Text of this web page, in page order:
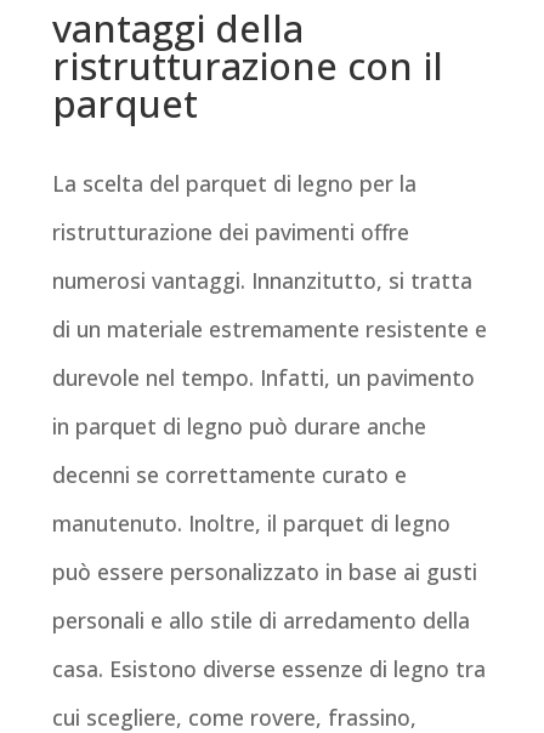
vantaggi della
ristrutturazione con il
parquet
La scelta del parquet di legno per la
ristrutturazione dei pavimenti offre
numerosi vantaggi. Innanzitutto, si tratta
di un materiale estremamente resistente e
durevole nel tempo. Infatti, un pavimento
in parquet di legno può durare anche
decenni se correttamente curato e
manutenuto. Inoltre, il parquet di legno
può essere personalizzato in base ai gusti
personali e allo stile di arredamento della
casa. Esistono diverse essenze di legno tra
cui scegliere, come rovere, frassino,